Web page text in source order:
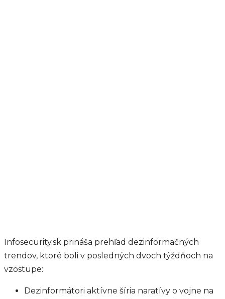
Infosecurity.sk prináša prehľad dezinformačných
trendov, ktoré boli v posledných dvoch týždňoch na
vzostupe:
Dezinformátori aktívne šíria naratívy o vojne na